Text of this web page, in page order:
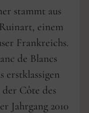
stammt aus
einem
Frankreichs.
de Blancs
erstklassigen
Côte des
Jahrgang 2010